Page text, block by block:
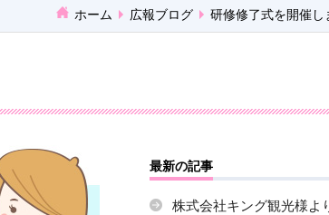
ホーム 広報ブログ 研修修了式を開催し
最新の記事
株式会社キング観光様よ